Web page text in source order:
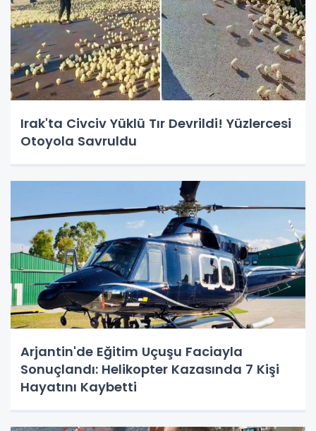
Irak'ta Civciv Yüklü Tır Devrildi! Yüzlercesi
Otoyola Savruldu
Arjantin'de Eğitim Uçuşu Faciayla
Sonuçlandı: Helikopter Kazasında 7 Kişi
Hayatını Kaybetti